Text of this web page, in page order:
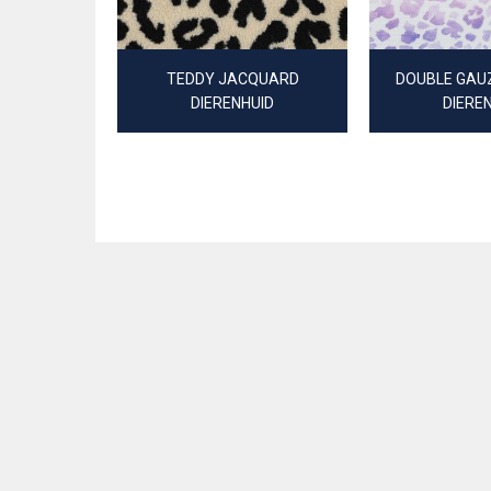
TEDDY JACQUARD
DIERENHUID
DOUBLE